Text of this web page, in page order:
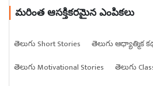
మరింత ఆసక్తికరమైన ఎంపికలు
తెలుగు Short Stories తెలుగు ఆధ్యాత్మిక
తెలుగు Motivational Stories
తెలుగు